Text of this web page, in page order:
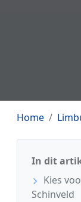
Home
In dit
Kies
Schinveld